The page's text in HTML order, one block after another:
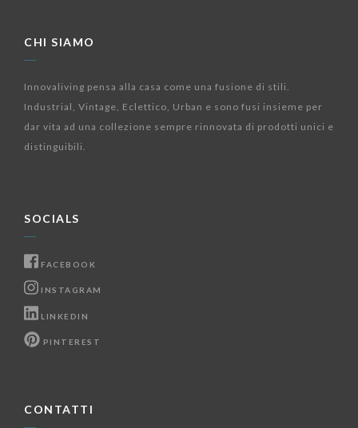
CHI SIAMO
Innovaliving pensa alla casa come una fusione di stili.
Industrial, Vintage, Eclettico, Urban e sono fusi insieme per
dar vita ad una collezione sempre rinnovata di prodotti unici e
distinguibili.
SOCIALS
FACEBOOK
INSTAGRAM
LINKEDIN
PINTEREST
CONTATTI